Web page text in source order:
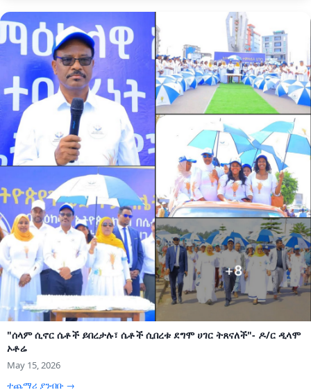
"ሰላም ሲኖር ሴቶች ይበረታሉ፣ ሴቶች ሲበረቱ ደግሞ ሀገር ትጸናለች"- ዶ/ር ዲላሞ
ኦቶሬ
May 15, 2026
ተጨማሪ ያንብቡ →